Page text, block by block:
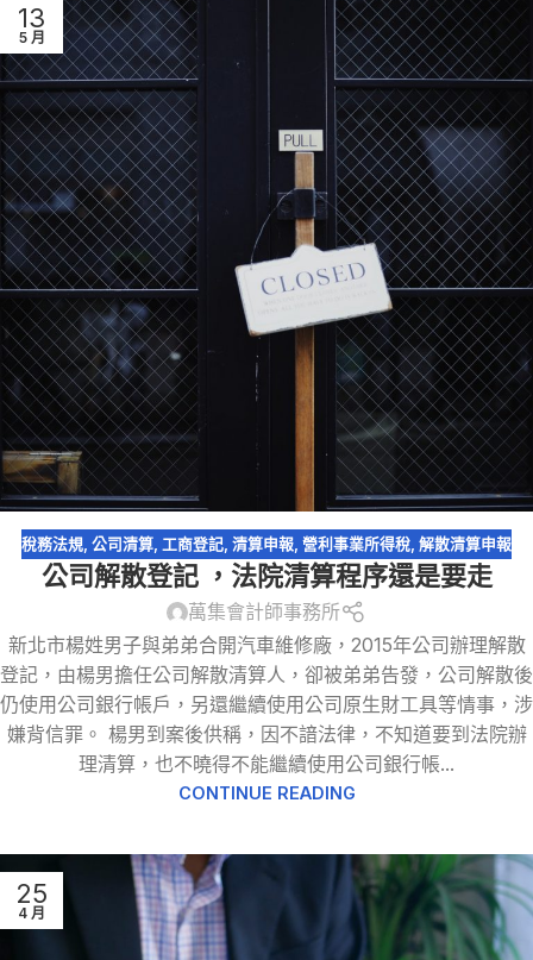
13
5 月
稅務法規 公司清算 工商登記 清算申報 營利事業所得稅 解散清算申報
公司解散登記 ，法院清算程序還是要走
萬集會計師事務所
新北市楊姓男子與弟弟合開汽車維修廠，2015年公司辦理解散
登記，由楊男擔任公司解散清算人，卻被弟弟告發，公司解散後
仍使用公司銀行帳戶，另還繼續使用公司原生財工具等情事，涉
嫌背信罪。 楊男到案後供稱，因不諳法律，不知道要到法院辦
理清算，也不曉得不能繼續使用公司銀行帳...
CONTINUE READING
25
4 月